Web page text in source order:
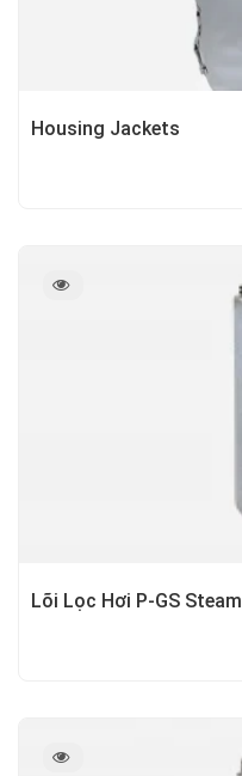
Housing Jackets
Lõi Lọc Hơi P-GS Steam